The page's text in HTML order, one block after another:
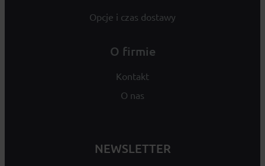
Opcje i czas dostawy
O firmie
Kontakt
O nas
NEWSLETTER